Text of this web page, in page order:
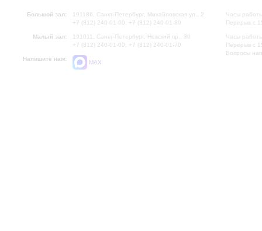
Большой зал:
191186, Санкт-Петербург, Михайловская ул., 2
+7 (812) 240-01-00, +7 (812) 240-01-80
Малый зал:
191011, Санкт-Петербург, Невский пр., 30
+7 (812) 240-01-00, +7 (812) 240-01-70
Напишите нам:
MAX
Часы
Перерыв с
Часы
Перерыв с
Вопросы